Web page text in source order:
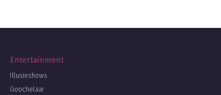
Entertainment
Illusieshows
Goochelaar